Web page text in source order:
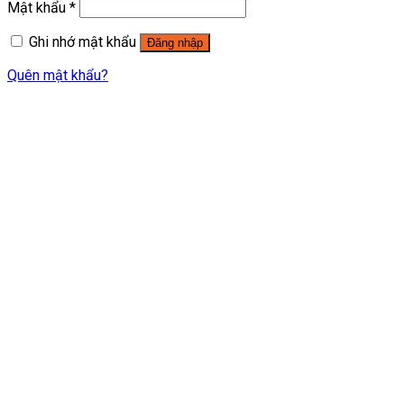
Mật khẩu *
Ghi nhớ mật khẩu
Đăng nhập
Quên mật khẩu?